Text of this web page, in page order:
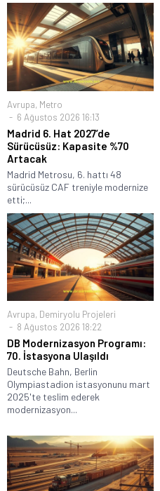
Avrupa, Metro
6 Ağustos 2026 16:13
Madrid 6. Hat 2027’de
Sürücüsüz: Kapasite %70
Artacak
Madrid Metrosu, 6. hattı 48
sürücüsüz CAF treniyle modernize
etti;...
Avrupa, Demiryolu Projeleri
8 Ağustos 2026 18:22
DB Modernizasyon Programı:
70. İstasyona Ulaşıldı
Deutsche Bahn, Berlin
Olympiastadion istasyonunu mart
2025'te teslim ederek
modernizasyon...